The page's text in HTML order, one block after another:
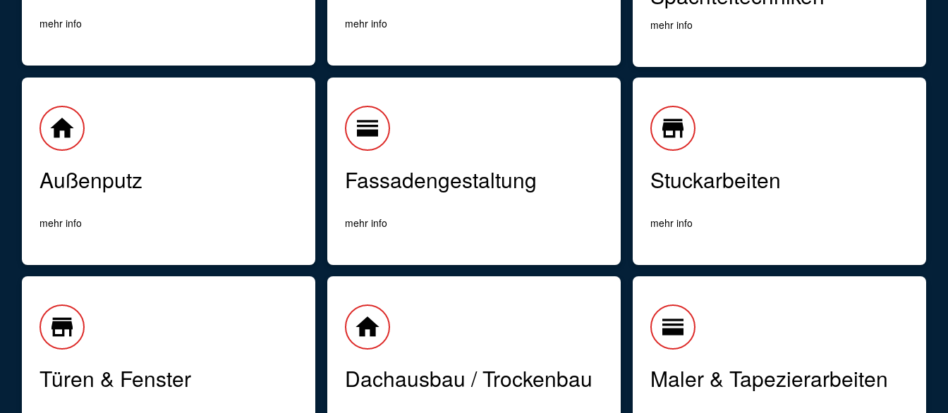
mehr info mehr info mehr info
home
Außenputz
mehr info
horizontal_split
Fassadengestaltung
mehr info
store
Stuckarbeiten
mehr info
store
Türen & Fenster
home
Dachausbau / Trockenbau
horizontal_split
Maler & Tapezierarbeiten